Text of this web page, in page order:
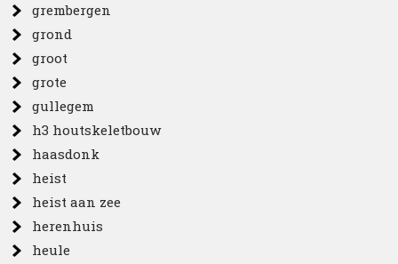
grembergen
grond
groot
grote
gullegem
h3 houtskeletbouw
haasdonk
heist
heist aan zee
herenhuis
heule